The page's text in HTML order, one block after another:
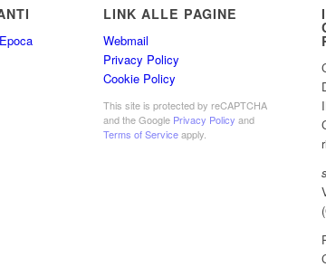
LINK ALLE PAGINE
Webmail
Privacy Policy
Cookie Policy
This site is protected by reCAPTCHA
and the Google Privacy Policy and
Terms of Serviceapply.